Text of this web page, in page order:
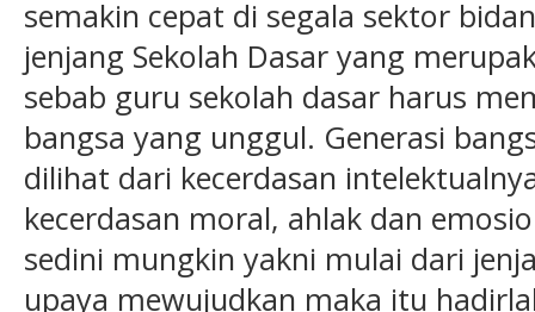
semakin cepat di segala sektor
jenjang Sekolah Dasar yang
sebab guru sekolah dasar harus
bangsa yang unggul. Generasi
dilihat dari kecerdasan
kecerdasan moral, ahlak dan
sedini mungkin yakni mulai dari
upaya mewujudkan maka itu